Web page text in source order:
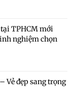
TPHCM mới
nghiệm chọn
Vẻ đẹp sang trọng